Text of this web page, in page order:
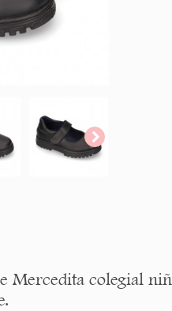
Mercedita colegial